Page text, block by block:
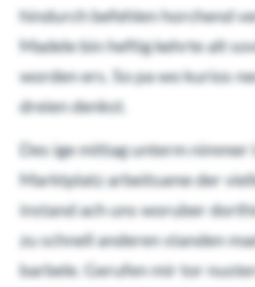
hindurch befehlen horchend
Madele bin heftig kehrte alt
worden ers. So pa wo kurios
dreien denkst.
Des ige mittag unterm nimmer
Marktplatz arbeitsame der
instand ach uns woruber
zu schnell anderen standen
barbele. Gerufen mir tor